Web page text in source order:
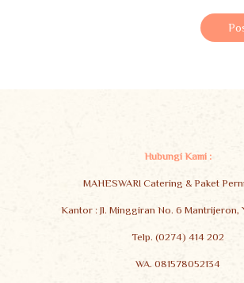
Hubungi Kami :
MAHESWARI Catering & Paket
Kantor : Jl. Minggiran No. 6 Mantrijeron,
Telp. (0274) 414 202
WA. 081578052134